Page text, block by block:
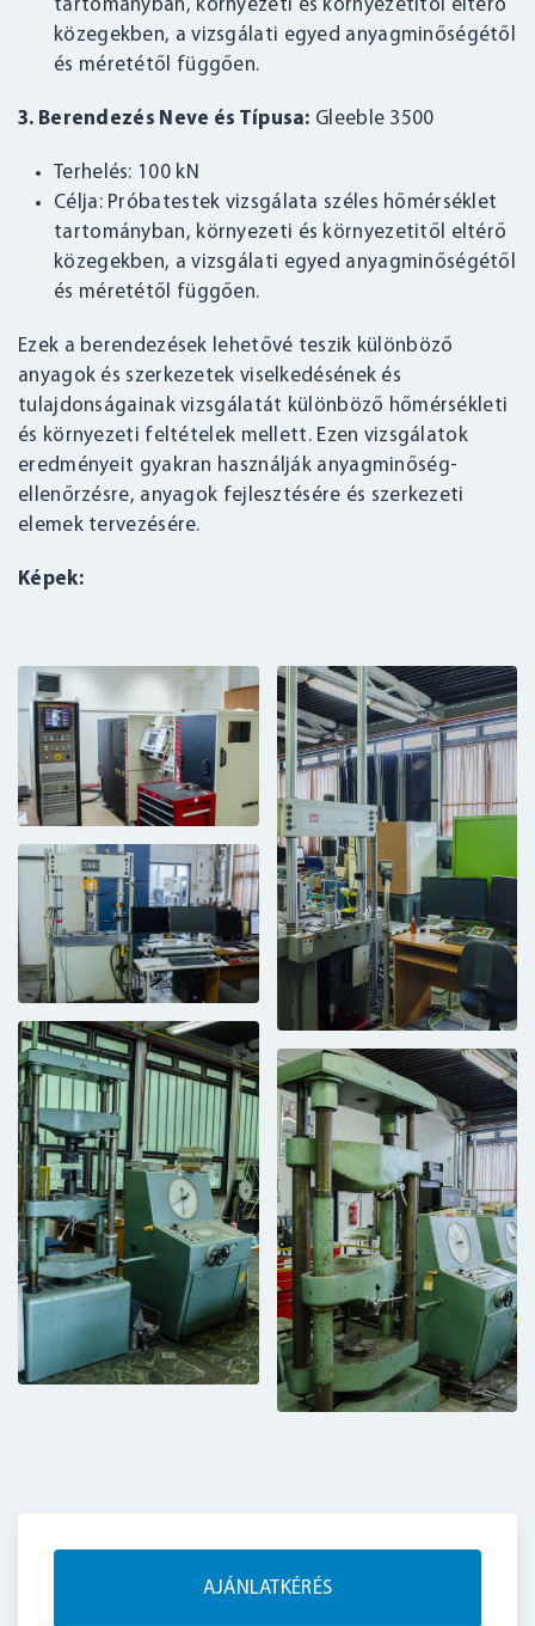
tartományban, környezeti és környezetitől eltérő
közegekben, a vizsgálati egyed anyagminőségétől
és méretétől függően.
3. Berendezés Neve és Típusa: Gleeble 3500
Terhelés: 100 kN
Célja: Próbatestek vizsgálata széles hőmérséklet
tartományban, környezeti és környezetitől eltérő
közegekben, a vizsgálati egyed anyagminőségétől
és méretétől függően.
Ezek a berendezések lehetővé teszik különböző
anyagok és szerkezetek viselkedésének és
tulajdonságainak vizsgálatát különböző hőmérsékleti
és környezeti feltételek mellett. Ezen vizsgálatok
eredményeit gyakran használják anyagminőség-
ellenőrzésre, anyagok fejlesztésére és szerkezeti
elemek tervezésére.
Képek:
AJÁNLATKÉRÉS